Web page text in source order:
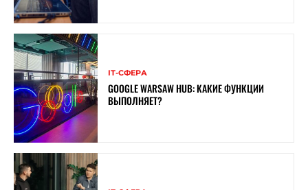
ІТ-СФЕРА
GOOGLE WARSAW HUB: КАКИЕ ФУНКЦИИ
ВЫПОЛНЯЕТ?